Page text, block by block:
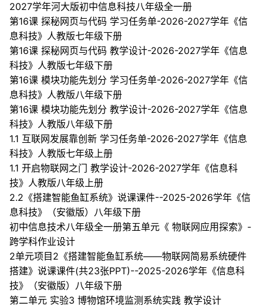
2027学年河大版初中信息科技八年级全一册
第16课 探秘网页与代码 学习任务单-2026-2027学年《信
息科技》人教版七年级下册
第16课 探秘网页与代码 教学设计-2026-2027学年《信息
科技》人教版七年级下册
第16课 模块功能先划分 学习任务单-2026-2027学年《信
息科技》人教版八年级下册
第16课 模块功能先划分 教学设计-2026-2027学年《信息
科技》人教版八年级下册
1.1 互联网发展靠创新 学习任务单-2026-2027学年《信息
科技》人教版七年级上册
1.1 开启物联网之门 教学设计-2026-2027学年《信息科
技》人教版八年级上册
2.2《搭建智能鱼缸系统》说课课件--2025-2026学年《信
息科技》（安徽版）八年级下册
初中信息技术八年级全一册第五单元《 物联网应用探索》-
跨学科作业设计
2单元项目2《搭建智能鱼缸系统——物联网简易系统硬件
搭建》说课课件(共23张PPT)--2025-2026学年《信息科
技》（安徽版）八年级下册
第二单元 实验3 博物馆环境监测系统实践 教学设计